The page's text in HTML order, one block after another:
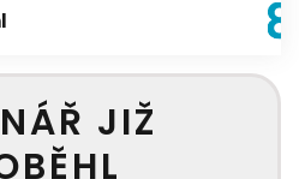
JIŽ